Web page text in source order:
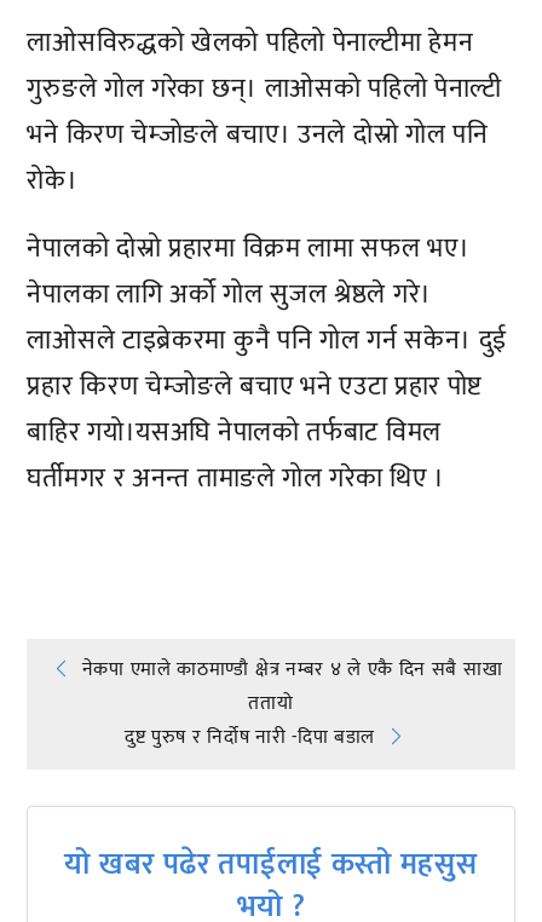
लाओसविरुद्धको खेलको पहिलो पेनाल्टीमा हेमन
गुरुङले गोल गरेका छन्। लाओसको पहिलो पेनाल्टी
भने किरण चेम्जोङले बचाए। उनले दोस्रो गोल पनि
रोके।
नेपालको दोस्रो प्रहारमा विक्रम लामा सफल भए।
नेपालका लागि अर्को गोल सुजल श्रेष्ठले गरे।
लाओसले टाइब्रेकरमा कुनै पनि गोल गर्न सकेन। दुई
प्रहार किरण चेम्जोङले बचाए भने एउटा प्रहार पोष्ट
बाहिर गयो।यसअघि नेपालको तर्फबाट विमल
घर्तीमगर र अनन्त तामाङले गोल गरेका थिए ।
Post
navigation
नेकपा एमाले काठमाण्डौ क्षेत्र नम्बर ४ ले एकै दिन सबै साखा
ततायो
दुष्ट पुरुष र निर्दोष नारी -दिपा बडाल
यो खबर पढेर तपाईलाई कस्तो महसुस
भयो ?